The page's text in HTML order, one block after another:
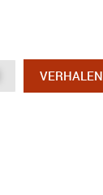
VERHALEN
VERHALEN
VERHALEN
VERHALEN